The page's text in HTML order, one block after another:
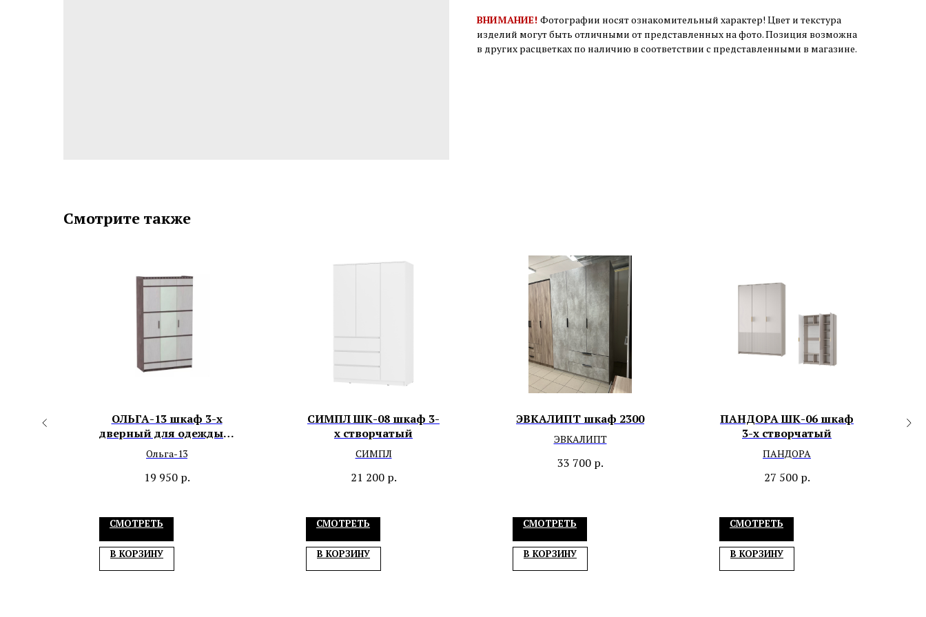
ВНИМАНИЕ! Фотографии носят ознакомительный характер! Цвет и текстура
изделий могут быть отличными от представленных на фото. Позиция возможна
в других расцветках по наличию в соответствии с представленными в магазине.
Смотрите также
ОЛЬГА-13 шкаф 3-х
дверный для одежды и
белья
Ольга-13
19 950 р.
СМОТРЕТЬ
В КОРЗИНУ
СИМПЛ ШК-08 шкаф 3-
х створчатый
СИМПЛ
21 200 р.
СМОТРЕТЬ
В КОРЗИНУ
ЭВКАЛИПТ шкаф 2300
ЭВКАЛИПТ
33 700 р.
СМОТРЕТЬ
В КОРЗИНУ
ПАНДОРА ШК-06 шкаф
3-х створчатый
ПАНДОРА
27 500 р.
СМОТРЕТЬ
В КОРЗИНУ